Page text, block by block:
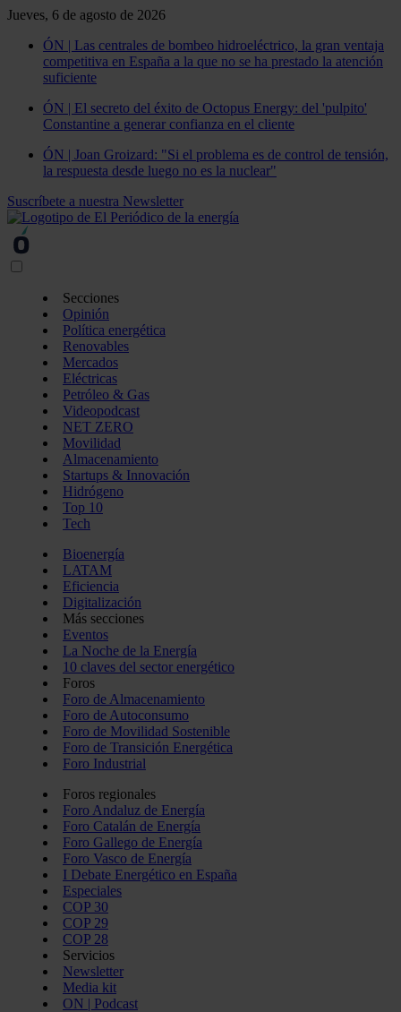
Jueves, 6 de agosto de 2026
ÓN | Las centrales de bombeo hidroeléctrico, la gran ventaja
competitiva en España a la que no se ha prestado la atención
suficiente
ÓN | El secreto del éxito de Octopus Energy: del 'pulpito'
Constantine a generar confianza en el cliente
ÓN | Joan Groizard: "Si el problema es de control de tensión,
la respuesta desde luego no es la nuclear"
Suscríbete a nuestra Newsletter
Secciones
Opinión
Política energética
Renovables
Mercados
Eléctricas
Petróleo & Gas
Videopodcast
NET ZERO
Movilidad
Almacenamiento
Startups & Innovación
Hidrógeno
Top 10
Tech
Bioenergía
LATAM
Eficiencia
Digitalización
Más secciones
Eventos
La Noche de la Energía
10 claves del sector energético
Foros
Foro de Almacenamiento
Foro de Autoconsumo
Foro de Movilidad Sostenible
Foro de Transición Energética
Foro Industrial
Foros regionales
Foro Andaluz de Energía
Foro Catalán de Energía
Foro Gallego de Energía
Foro Vasco de Energía
I Debate Energético en España
Especiales
COP 30
COP 29
COP 28
Servicios
Newsletter
Media kit
ON | Podcast